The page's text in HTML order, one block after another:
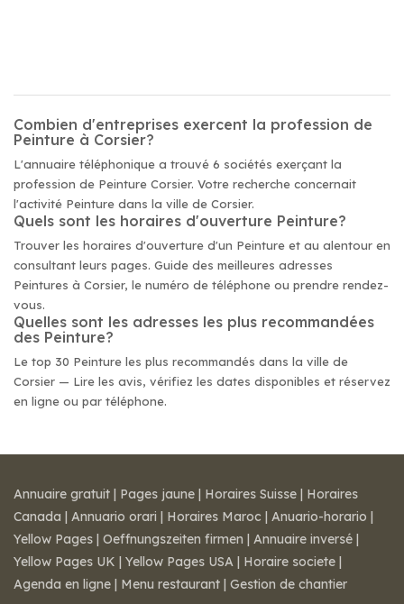
Combien d'entreprises exercent la profession de
Peinture à Corsier?
L'annuaire téléphonique a trouvé 6 sociétés exerçant la
profession de Peinture Corsier. Votre recherche concernait
l'activité Peinture dans la ville de Corsier.
Quels sont les horaires d'ouverture Peinture?
Trouver les horaires d'ouverture d'un Peinture et au alentour en
consultant leurs pages. Guide des meilleures adresses
Peintures à Corsier, le numéro de téléphone ou prendre rendez-
vous.
Quelles sont les adresses les plus recommandées
des Peinture?
Le top 30 Peinture les plus recommandés dans la ville de
Corsier — Lire les avis, vérifiez les dates disponibles et réservez
en ligne ou par téléphone.
Annuaire gratuit | Pages jaune | Horaires Suisse | Horaires
Canada | Annuario orari | Horaires Maroc | Anuario-horario |
Yellow Pages | Oeffnungszeiten firmen | Annuaire inversé |
Yellow Pages UK | Yellow Pages USA | Horaire societe |
Agenda en ligne | Menu restaurant | Gestion de chantier